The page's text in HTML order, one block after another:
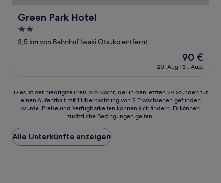
Green Park Hotel
Green Park Hotel
2.0-
Sterne-
3,5 km von Bahnhof Iwaki Otsuko entfernt
Der
Preis
beträgt
90 €
20. Aug.–21. Aug.
Dies
der
Preis
pro
Nacht,
Dies ist der niedrigste Preis pro Nacht, der in den letzten 24 Stunden für
einen Aufenthalt mit 1 Übernachtung von 2 Erwachsenen gefunden
wurde. Preise und Verfügbarkeiten können sich ändern. Es können
zusätzliche Bedingungen gelten.
Alle Unterkünfte anzeigen